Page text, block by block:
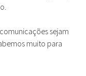
sejam
muito para